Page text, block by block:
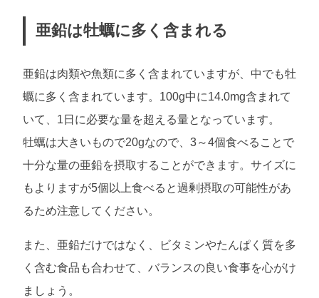
亜鉛は牡蠣に多く含まれる
亜鉛は肉類や魚類に多く含まれていますが、中でも牡
蠣に多く含まれています。100g中に14.0mg含まれて
いて、1日に必要な量を超える量となっています。
牡蠣は大きいもので20gなので、3～4個食べることで
十分な量の亜鉛を摂取することができます。サイズに
もよりますが5個以上食べると過剰摂取の可能性があ
るため注意してください。
また、亜鉛だけではなく、ビタミンやたんぱく質を多
く含む食品も合わせて、バランスの良い食事を心がけ
ましょう。